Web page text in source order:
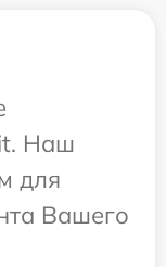
Наш
для
Вашего